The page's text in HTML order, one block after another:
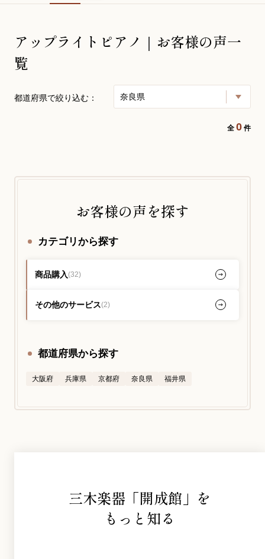
お問い合わせ総合窓口
06-6252-0432
お問い合わせフォーム
三木楽器 開成館
大阪府大阪市中央区北久宝寺町3丁目3−4
ピアノ弾き比べ、過去のコンサートな
アップライトピアノ｜お客様の声一
覧
都道府県で絞り込む： 奈良県
全0 件
お客様の声を探す
カテゴリから探す
商品購入(32)
その他のサービス(2)
都道府県から探す
大阪府 兵庫県 京都府 奈良県 福井県
三木楽器「開成館」を
もっと知る